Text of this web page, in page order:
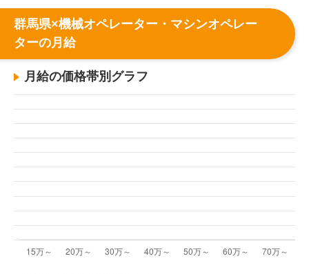
群馬県×機械オペレーター・マシンオペレー
ターの月給
月給の価格帯別グラフ